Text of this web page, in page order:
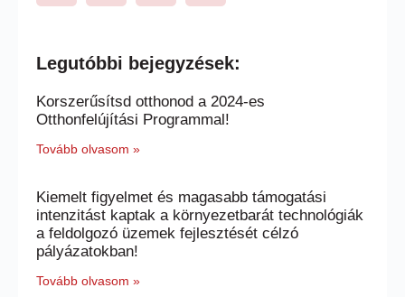
Legutóbbi bejegyzések:
Korszerűsítsd otthonod a 2024-es
Otthonfelújítási Programmal!
Tovább olvasom »
Kiemelt figyelmet és magasabb támogatási
intenzitást kaptak a környezetbarát technológiák
a feldolgozó üzemek fejlesztését célzó
pályázatokban!
Tovább olvasom »